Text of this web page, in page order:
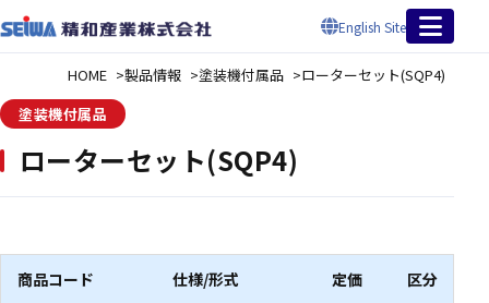
English Site
HOME 製品情報 塗装機付属品
ローターセット(SQP4)
塗装機付属品
ローターセット(SQP4)
商品コード 仕様/形式 定価 区分